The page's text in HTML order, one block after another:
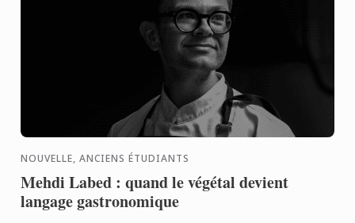
NOUVELLE, ANCIENS ÉTUDIANTS
Mehdi Labed : quand le végétal devient
langage gastronomique